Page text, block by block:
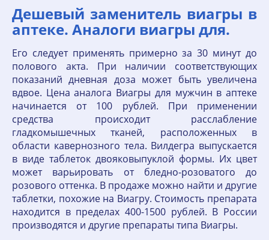
Дешевый заменитель виагры в
аптеке. Аналоги виагры для.
Его следует применять примерно за 30 минут до
полового акта. При наличии соответствующих
показаний дневная доза может быть увеличена
вдвое. Цена аналога Виагры для мужчин в аптеке
начинается от 100 рублей. При применении
средства происходит расслабление
гладкомышечных тканей, расположенных в
области кавернозного тела. Вилдегра выпускается
в виде таблеток двояковыпуклой формы. Их цвет
может варьировать от бледно-розоватого до
розового оттенка. В продаже можно найти и другие
таблетки, похожие на Виагру. Стоимость препарата
находится в пределах 400-1500 рублей. В России
производятся и другие препараты типа Виагры.